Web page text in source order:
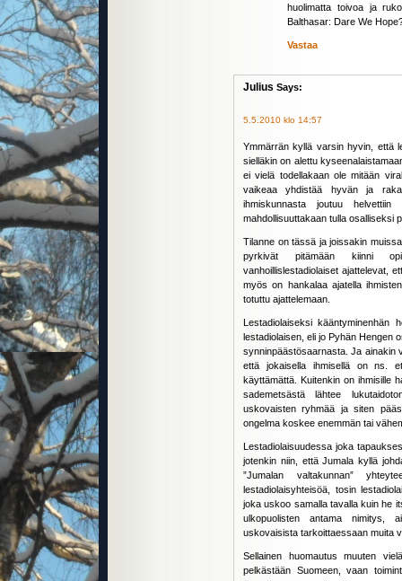
huolimatta toivoa ja
Balthasar: Dare We
Vastaa
Julius Says:
5.5.2010 klo 14:57
Ymmärrän kyllä varsin hyvin, että
sielläkin on alettu
ei vielä todellakaan ole mitään
vaikeaa yhdistää hyvän ja
ihmiskunnasta joutuu
mahdollisuuttakaan tulla osalliseksi
Tilanne on tässä ja joissakin
pyrkivät pitämään kiinni
vanhoillislestadiolaiset ajattelevat,
myös on hankalaa ajatella
totuttu ajattelemaan.
Lestadiolaiseksi
lestadiolaisen, eli jo Pyhän Hengen
synninpäästösaarnasta. Ja ainakin
että jokaisella ihmisellä on ns.
käyttämättä. Kuitenkin on ihmisille
sademetsästä lähtee
uskovaisten ryhmää ja siten
ongelma koskee enemmän tai
Lestadiolaisuudessa joka
jotenkin niin, että Jumala kyllä
”Jumalan valtakunnan”
lestadiolaisyhteisöä, tosin
joka uskoo samalla tavalla kuin he
ulkopuolisten antama nimitys,
uskovaisista tarkoittaessaan muita
Sellainen huomautus muuten
pelkästään Suomeen, vaan